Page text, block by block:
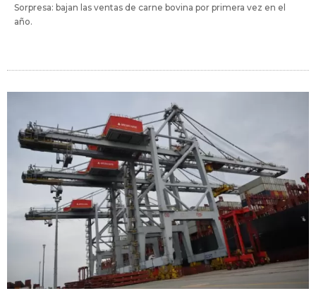
Sorpresa: bajan las ventas de carne bovina por primera vez en el
año.